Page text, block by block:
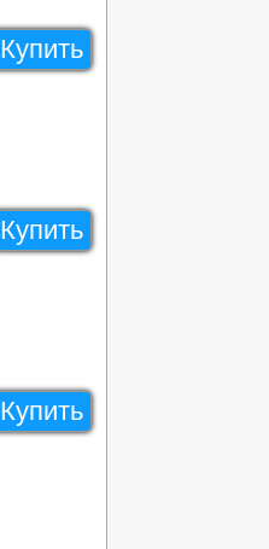
Купить
Купить
Купить